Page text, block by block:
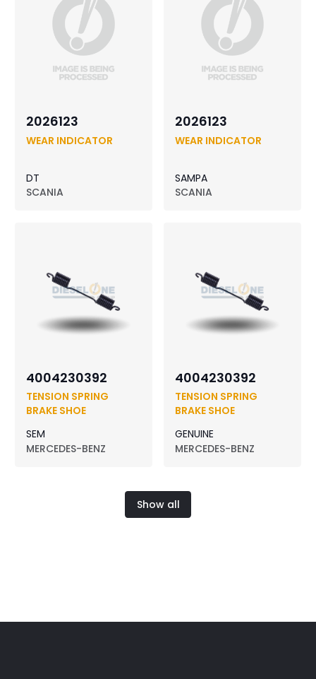
2026123
WEAR INDICATOR
DT
SCANIA
2026123
WEAR INDICATOR
SAMPA
SCANIA
4004230392
TENSION SPRING
BRAKE SHOE
SEM
MERCEDES-BENZ
4004230392
TENSION SPRING
BRAKE SHOE
GENUINE
MERCEDES-BENZ
Show all